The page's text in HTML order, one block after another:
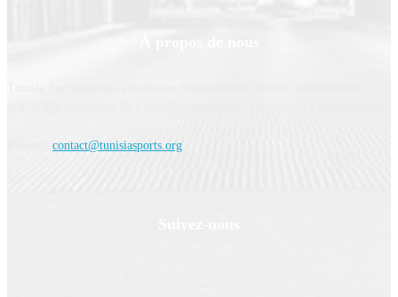
contact@tunisiasports.org